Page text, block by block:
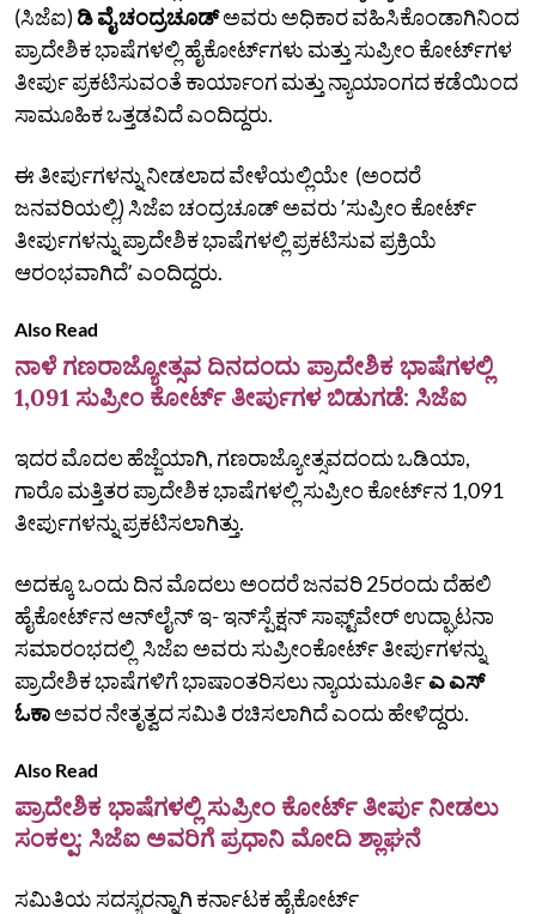
(ಸಿಜೆಐ) ಡಿ ವೈ ಚಂದ್ರಚೂಡ್‌ಅವರು ಅಧಿಕಾರ ವಹಿಸಿಕೊಂಡಾಗಿನಿಂದ
ಪ್ರಾದೇಶಿಕ ಭಾಷೆಗಳಲ್ಲಿ ಹೈಕೋರ್ಟ್‌ಗಳು ಮತ್ತು ಸುಪ್ರೀಂ ಕೋರ್ಟ್‌ಗಳ
ತೀರ್ಪು ಪ್ರಕಟಿಸುವಂತೆ ಕಾರ್ಯಾಂಗ ಮತ್ತು ನ್ಯಾಯಾಂಗದ ಕಡೆಯಿಂದ
ಸಾಮೂಹಿಕ ಒತ್ತಡವಿದೆ ಎಂದಿದ್ದರು.
ಈ ತೀರ್ಪುಗಳನ್ನು ನೀಡಲಾದ ವೇಳೆಯಲ್ಲಿಯೇ (ಅಂದರೆ
ಜನವರಿಯಲ್ಲಿ) ಸಿಜೆಐ ಚಂದ್ರಚೂಡ್‌ ಅವರು ʼಸುಪ್ರೀಂ ಕೋರ್ಟ್‌
ತೀರ್ಪುಗಳನ್ನು ಪ್ರಾದೇಶಿಕ ಭಾಷೆಗಳಲ್ಲಿ ಪ್ರಕಟಿಸುವ ಪ್ರಕ್ರಿಯೆ
ಆರಂಭವಾಗಿದೆʼ ಎಂದಿದ್ದರು.
Also Read
ನಾಳೆ ಗಣರಾಜ್ಯೋತ್ಸವ ದಿನದಂದು ಪ್ರಾದೇಶಿಕ ಭಾಷೆಗಳಲ್ಲಿ
1,091 ಸುಪ್ರೀಂ ಕೋರ್ಟ್ ತೀರ್ಪುಗಳ ಬಿಡುಗಡೆ: ಸಿಜೆಐ
ಇದರ ಮೊದಲ ಹೆಜ್ಜೆಯಾಗಿ, ಗಣರಾಜ್ಯೋತ್ಸವದಂದು ಒಡಿಯಾ,
ಗಾರೊ ಮತ್ತಿತರ ಪ್ರಾದೇಶಿಕ ಭಾಷೆಗಳಲ್ಲಿ ಸುಪ್ರೀಂ ಕೋರ್ಟ್‌ನ 1,091
ತೀರ್ಪುಗಳನ್ನು ಪ್ರಕಟಿಸಲಾಗಿತ್ತು.
ಅದಕ್ಕೂ ಒಂದು ದಿನ ಮೊದಲು ಅಂದರೆ ಜನವರಿ 25ರಂದು ದೆಹಲಿ
ಹೈಕೋರ್ಟ್‌ನ ಆನ್‌ಲೈನ್ ಇ- ಇನ್‌ಸ್ಪೆಕ್ಷನ್‌ ಸಾಫ್ಟ್‌ವೇರ್ ಉದ್ಘಾಟನಾ
ಸಮಾರಂಭದಲ್ಲಿ ಸಿಜೆಐ ಅವರು ಸುಪ್ರೀಂಕೋರ್ಟ್ ತೀರ್ಪುಗಳನ್ನು
ಪ್ರಾದೇಶಿಕ ಭಾಷೆಗಳಿಗೆ ಭಾಷಾಂತರಿಸಲು ನ್ಯಾಯಮೂರ್ತಿಎ ಎಸ್
ಓಕಾಅವರ ನೇತೃತ್ವದ ಸಮಿತಿ ರಚಿಸಲಾಗಿದೆ ಎಂದು ಹೇಳಿದ್ದರು.
Also Read
ಪ್ರಾದೇಶಿಕ ಭಾಷೆಗಳಲ್ಲಿ ಸುಪ್ರೀಂ ಕೋರ್ಟ್ ತೀರ್ಪು ನೀಡಲು
ಸಂಕಲ್ಪ: ಸಿಜೆಐ ಅವರಿಗೆ ಪ್ರಧಾನಿ ಮೋದಿ ಶ್ಲಾಘನೆ
ಸಮಿತಿಯ ಸದಸ್ಯರನ್ನಾಗಿ ಕರ್ನಾಟಕ ಹೈಕೋರ್ಟ್‌